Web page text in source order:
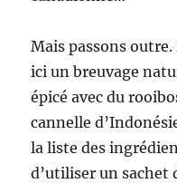
Mais passons
ici un breuvage
épicé avec du
cannelle
la liste des
d’utiliser un sachet